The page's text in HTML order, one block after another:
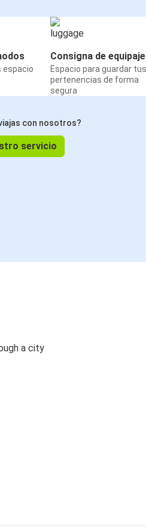
espacio
Consigna de
Espacio para guardar tus
pertenencias de forma
segura
con nosotros?
servicio